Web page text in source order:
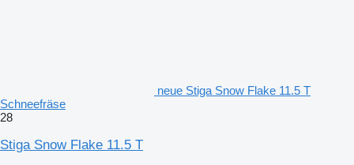
neue Stiga Snow Flake 11.5 T
Schneefräse
28
Stiga Snow Flake 11.5 T